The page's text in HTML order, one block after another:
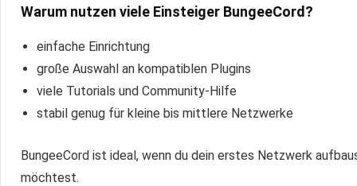
Warum nutzen viele Einsteiger BungeeCord?
einfache Einrichtung
große Auswahl an kompatiblen Plugins
viele Tutorials und Community-Hilfe
stabil genug für kleine bis mittlere Netzwerke
BungeeCord ist ideal, wenn du dein erstes Netzwerk
möchtest.